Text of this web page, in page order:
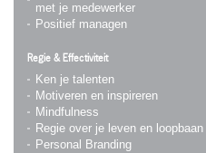
met je medewerker
Positief managen
Regie & Effectiviteit
Ken je talenten
Motiveren en inspireren
Mindfulness
Regie over je leven en loopbaan
Personal Branding